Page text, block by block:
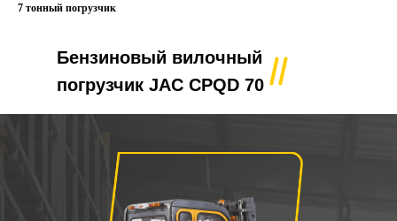
7 тонный погрузчик
Бензиновый вилочный
погрузчик JAC CPQD 70